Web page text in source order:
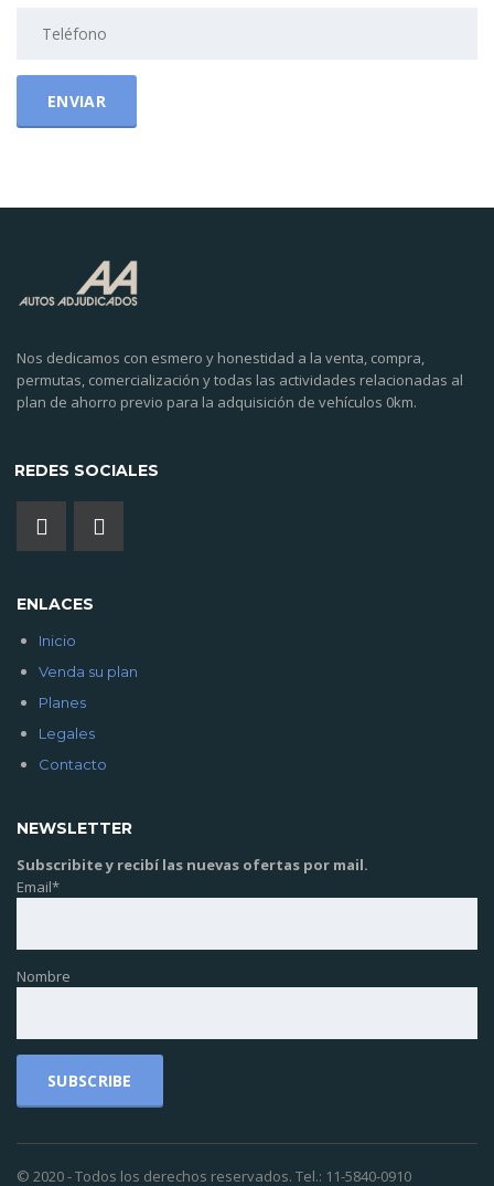
Nos dedicamos con esmero y honestidad a la venta, compra,
permutas, comercialización y todas las actividades relacionadas al
plan de ahorro previo para la adquisición de vehículos 0km.
REDES SOCIALES
ENLACES
Inicio
Venda su plan
Planes
Legales
Contacto
NEWSLETTER
Subscribite y recibí las nuevas ofertas por mail.
Email*
Nombre
© 2020 - Todos los derechos reservados. Tel.: 11-5840-0910